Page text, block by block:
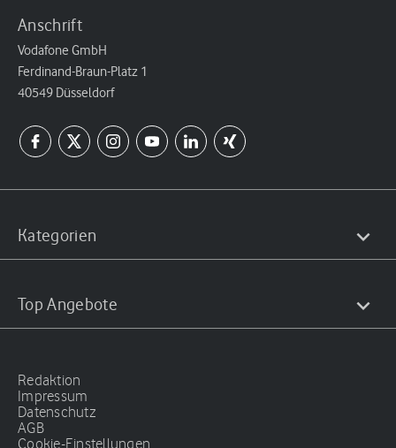
Anschrift
Vodafone GmbH
Ferdinand-Braun-Platz 1
40549 Düsseldorf
Kategorien
Top Angebote
Redaktion
Impressum
Datenschutz
AGB
Cookie-Einstellungen